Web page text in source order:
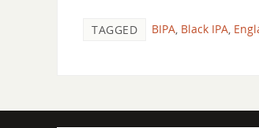
TAGGED BIPA Black IPA